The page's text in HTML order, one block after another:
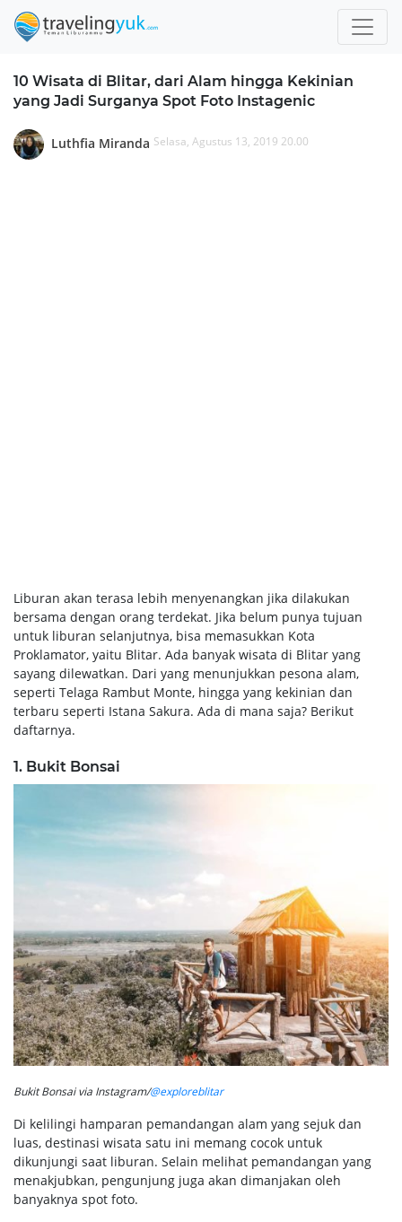
10 Wisata di Blitar, dari Alam hingga Kekinian
yang Jadi Surganya Spot Foto Instagenic
Luthfia Miranda Selasa, Agustus 13, 2019 20.00
Liburan akan terasa lebih menyenangkan jika dilakukan
bersama dengan orang terdekat. Jika belum punya tujuan
untuk liburan selanjutnya, bisa memasukkan Kota
Proklamator, yaitu Blitar. Ada banyak wisata di Blitar yang
sayang dilewatkan. Dari yang menunjukkan pesona alam,
seperti Telaga Rambut Monte, hingga yang kekinian dan
terbaru seperti Istana Sakura. Ada di mana saja? Berikut
daftarnya.
1. Bukit Bonsai
Bukit Bonsai via Instagram/@exploreblitar
Di kelilingi hamparan pemandangan alam yang sejuk dan
luas, destinasi wisata satu ini memang cocok untuk
dikunjungi saat liburan. Selain melihat pemandangan yang
menakjubkan, pengunjung juga akan dimanjakan oleh
banyaknya spot foto.